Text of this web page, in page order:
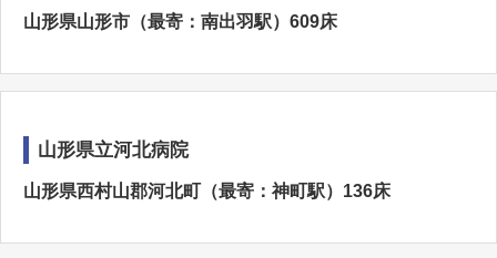
山形県山形市（最寄：南出羽駅）609床
山形県立河北病院
山形県西村山郡河北町（最寄：神町駅）136床